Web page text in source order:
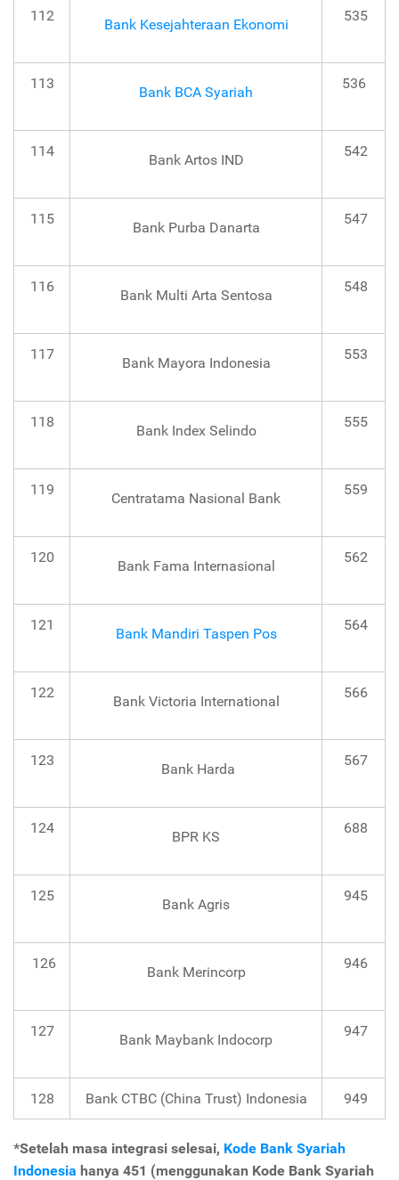
112
Bank Kesejahteraan Ekonomi
535
113
Bank BCA Syariah
536
114
Bank Artos IND
542
115
Bank Purba Danarta
547
116
Bank Multi Arta Sentosa
548
117
Bank Mayora Indonesia
553
118
Bank Index Selindo
555
119
Centratama Nasional Bank
559
120
Bank Fama Internasional
562
121
Bank Mandiri Taspen Pos
564
122
Bank Victoria International
566
123
Bank Harda
567
124
BPR KS
688
125
Bank Agris
945
126
Bank Merincorp
946
127
Bank Maybank Indocorp
947
128 Bank CTBC (China Trust) Indonesia 949
*Setelah masa integrasi selesai, Kode Bank Syariah
Indonesia hanya 451 (menggunakan Kode Bank Syariah